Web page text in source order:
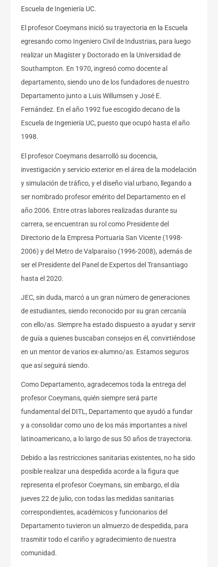
Escuela de Ingeniería UC.
El profesor Coeymans inició su trayectoria en la Escuela
egresando como Ingeniero Civil de Industrias, para luego
realizar un Magíster y Doctorado en la Universidad de
Southampton. En 1970, ingresó como docente al
departamento, siendo uno de los fundadores de nuestro
Departamento junto a Luis Willumsen y José E.
Fernández. En el año 1992 fue escogido decano de la
Escuela de Ingeniería UC, puesto que ocupó hasta el año
1998.
El profesor Coeymans desarrolló su docencia,
investigación y servicio exterior en el área de la modelación
y simulación de tráfico, y el diseño vial urbano, llegando a
ser nombrado profesor emérito del Departamento en el
año 2006. Entre otras labores realizadas durante su
carrera, se encuentran su rol como Presidente del
Directorio de la Empresa Portuaria San Vicente (1998-
2006) y del Metro de Valparaíso (1996-2008), además de
ser el Presidente del Panel de Expertos del Transantiago
hasta el 2020.
JEC, sin duda, marcó a un gran número de generaciones
de estudiantes, siendo reconocido por su gran cercanía
con ello/as. Siempre ha estado dispuesto a ayudar y servir
de guía a quienes buscaban consejos en él, convirtiéndose
en un mentor de varios ex-alumno/as. Estamos seguros
que así seguirá siendo.
Como Departamento, agradecemos toda la entrega del
profesor Coeymans, quién siempre será parte
fundamental del DITL, Departamento que ayudó a fundar
y a consolidar como uno de los más importantes a nivel
latinoamericano, a lo largo de sus 50 años de trayectoria.
Debido a las restricciones sanitarias existentes, no ha sido
posible realizar una despedida acorde a la figura que
representa el profesor Coeymans, sin embargo, el día
jueves 22 de julio, con todas las medidas sanitarias
correspondientes, académicos y funcionarios del
Departamento tuvieron un almuerzo de despedida, para
trasmitir todo el cariño y agradecimiento de nuestra
comunidad.